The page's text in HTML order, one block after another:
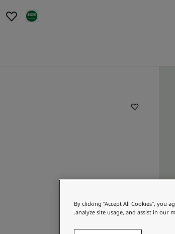
By clicking “Accept All Cookies”, you
analyze site usage, and assist in our